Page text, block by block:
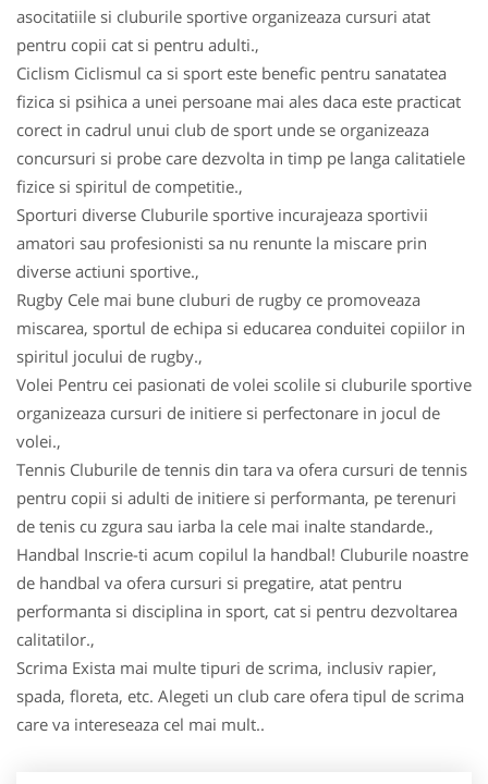
asocitatiile si cluburile sportive organizeaza cursuri atat
pentru copii cat si pentru adulti.,
Ciclism Ciclismul ca si sport este benefic pentru sanatatea
fizica si psihica a unei persoane mai ales daca este practicat
corect in cadrul unui club de sport unde se organizeaza
concursuri si probe care dezvolta in timp pe langa calitatiele
fizice si spiritul de competitie.,
Sporturi diverse Cluburile sportive incurajeaza sportivii
amatori sau profesionisti sa nu renunte la miscare prin
diverse actiuni sportive.,
Rugby Cele mai bune cluburi de rugby ce promoveaza
miscarea, sportul de echipa si educarea conduitei copiilor in
spiritul jocului de rugby.,
Volei Pentru cei pasionati de volei scolile si cluburile sportive
organizeaza cursuri de initiere si perfectonare in jocul de
volei.,
Tennis Cluburile de tennis din tara va ofera cursuri de tennis
pentru copii si adulti de initiere si performanta, pe terenuri
de tenis cu zgura sau iarba la cele mai inalte standarde.,
Handbal Inscrie-ti acum copilul la handbal! Cluburile noastre
de handbal va ofera cursuri si pregatire, atat pentru
performanta si disciplina in sport, cat si pentru dezvoltarea
calitatilor.,
Scrima Exista mai multe tipuri de scrima, inclusiv rapier,
spada, floreta, etc. Alegeti un club care ofera tipul de scrima
care va intereseaza cel mai mult..